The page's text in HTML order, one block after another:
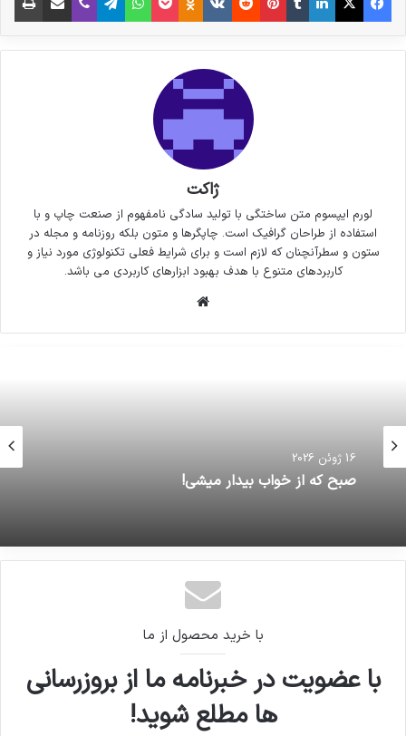
ژاکت
لورم ایپسوم متن ساختگی با تولید سادگی نامفهوم از صنعت چاپ و با
استفاده از طراحان گرافیک است. چاپگرها و متون بلکه روزنامه و مجله در
ستون و سطرآنچنان که لازم است و برای شرایط فعلی تکنولوژی مورد نیاز و
کاربردهای متنوع با هدف بهبود ابزارهای کاربردی می باشد.
16 ژوئن 2026
صبح که از خواب بیدار میشی!
با خرید محصول از ما
با عضویت در خبرنامه ما از بروزرسانی
ها مطلع شوید!